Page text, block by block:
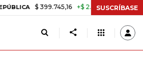
$ 399.745,16 +$ 2.295,71 +0,58%
SUSCRÍBASE